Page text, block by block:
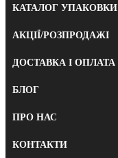
КАТАЛОГ УПАКОВКИ
АКЦІЇ/РОЗПРОДАЖІ
ДОСТАВКА І ОПЛАТА
БЛОГ
ПРО НАС
КОНТАКТИ